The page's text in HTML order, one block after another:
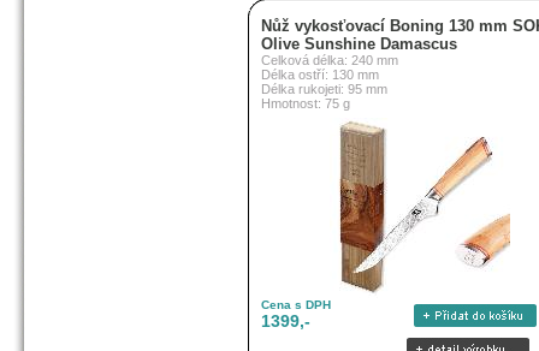
Nůž vykosťovací Boning 130 mm
Olive Sunshine Damascus
Celková délka: 240 mm
Délka ostří: 130 mm
Délka rukojeti: 95 mm
Hmotnost: 75 g
Cena s DPH
1399,-